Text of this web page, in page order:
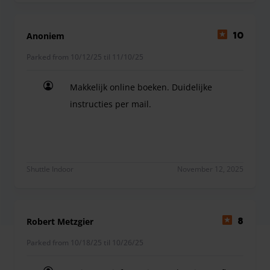
Anoniem 10
Parked from 10/12/25 til 11/10/25
Makkelijk online boeken. Duidelijke
instructies per mail.
Shuttle Indoor November 12, 2025
Robert Metzgier 8
Parked from 10/18/25 til 10/26/25